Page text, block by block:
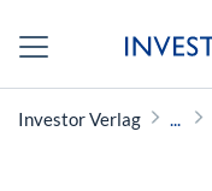
Investor Verlag